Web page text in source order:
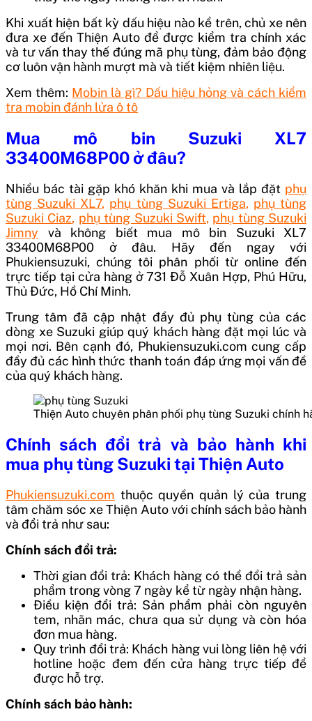
Khi xuất hiện bất kỳ dấu hiệu nào kể trên, chủ xe nên
đưa xe đến Thiện Auto để được kiểm tra chính xác
và tư vấn thay thế đúng mã phụ tùng, đảm bảo động
cơ luôn vận hành mượt mà và tiết kiệm nhiên liệu.
Xem thêm: Mobin là gì? Dấu hiệu hỏng và cách kiểm
tra mobin đánh lửa ô tô
Mua mô bin Suzuki XL7
33400M68P00 ở đâu?
Nhiều bác tài gặp khó khăn khi mua và lắp đặt phụ
tùng Suzuki XL7, phụ tùng Suzuki Ertiga, phụ tùng
Suzuki Ciaz, phụ tùng Suzuki Swift, phụ tùng Suzuki
Jimny
và không biết mua mô bin Suzuki XL7
33400M68P00 ở đâu. Hãy đến ngay với
Phukiensuzuki, chúng tôi phân phối từ online đến
trực tiếp tại cửa hàng ở 731 Đỗ Xuân Hợp, Phú Hữu,
Thủ Đức, Hồ Chí Minh.
Trung tâm đã cập nhật đầy đủ phụ tùng của các
dòng xe Suzuki giúp quý khách hàng đặt mọi lúc và
mọi nơi. Bên cạnh đó, Phukiensuzuki.com cung cấp
đầy đủ các hình thức thanh toán đáp ứng mọi vấn đề
của quý khách hàng.
Thiện Auto chuyên phân phối phụ tùng Suzuki chính
Chính sách đổi trả và bảo hành khi
mua phụ tùng Suzuki tại Thiện Auto
Phukiensuzuki.com thuộc quyền quản lý của trung
tâm chăm sóc xe Thiện Auto với chính sách bảo hành
và đổi trả như sau:
Chính sách đổi trả:
Thời gian đổi trả: Khách hàng có thể đổi trả sản
phẩm trong vòng 7 ngày kể từ ngày nhận hàng.
Điều kiện đổi trả: Sản phẩm phải còn nguyên
tem, nhãn mác, chưa qua sử dụng và còn hóa
đơn mua hàng.
Quy trình đổi trả: Khách hàng vui lòng liên hệ với
hotline hoặc đem đến cửa hàng trực tiếp để
được hỗ trợ.
Chính sách bảo hành: